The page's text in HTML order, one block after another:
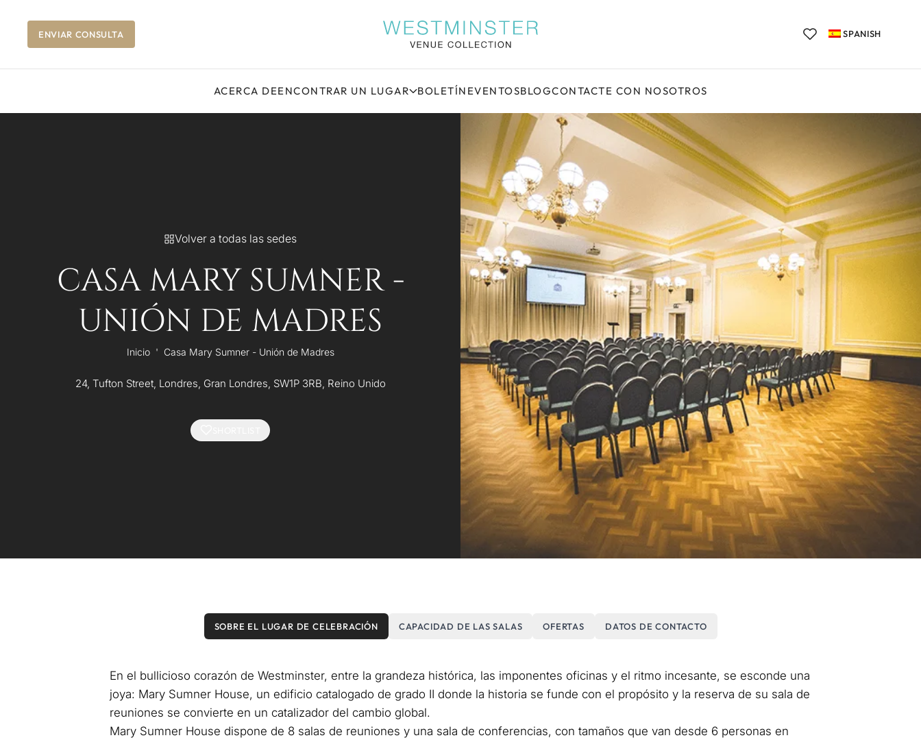
ENVIAR CONSULTA SPANISH
ACERCA DEENCONTRAR UN LUGAR BOLETÍN EVENTOSBLOGCONTACTE CON NOSOTROS
Volver a todas las sedes
CASA MARY SUMNER -
UNIÓN DE MADRES
Inicio ' Casa Mary Sumner - Unión de Madres
24, Tufton Street, Londres, Gran Londres, SW1P 3RB, Reino Unido
SOBRE EL LUGAR DE CELEBRACIÓN CAPACIDAD DE LAS SALAS OFERTAS DATOS DE CONTACTO
En el bullicioso corazón de Westminster, entre la grandeza histórica, las imponentes oficinas y el ritmo incesante, se esconde una
joya: Mary Sumner House, un edificio catalogado de grado II donde la historia se funde con el propósito y la reserva de su sala de
reuniones se convierte en un catalizador del cambio global.
Mary Sumner House dispone de 8 salas de reuniones y una sala de conferencias, con tamaños que van desde 6 personas en